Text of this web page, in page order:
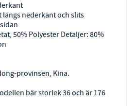
nederkant och slits
50% Polyester Detaljer: 80%
provinsen, Kina.
bär storlek 36 och är 176